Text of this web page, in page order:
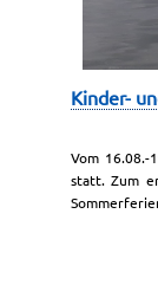
Kinder-
Vom
statt. Zum